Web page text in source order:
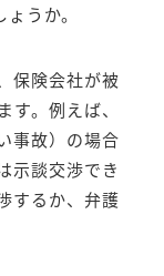
うか。
保険会社が被
。例えば、
事故）の場合
示談交渉でき
するか、弁護